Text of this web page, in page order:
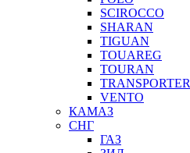
SCIROCCO
SHARAN
TIGUAN
TOUAREG
TOURAN
TRANSPORTER
VENTO
КАМАЗ
СНГ
ГАЗ